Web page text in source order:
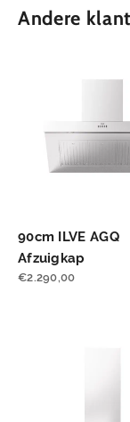
Andere
90cm ILVE AGQ
Afzuigkap
€2.290,00